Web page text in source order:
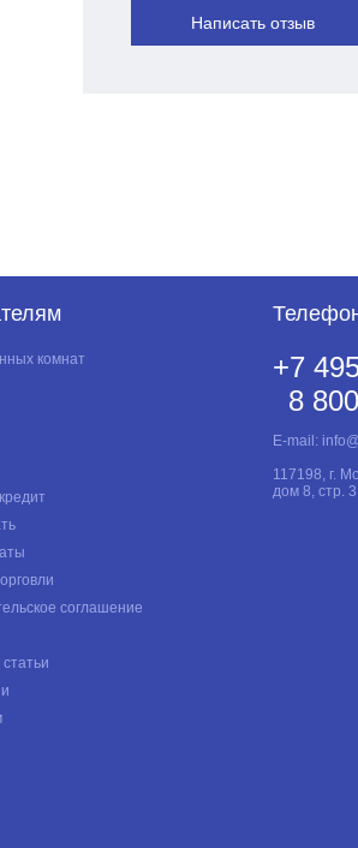
Написать отзыв
комнат
соглашение
+7
8
E-mail:
117198, г.
дом 8, стр.